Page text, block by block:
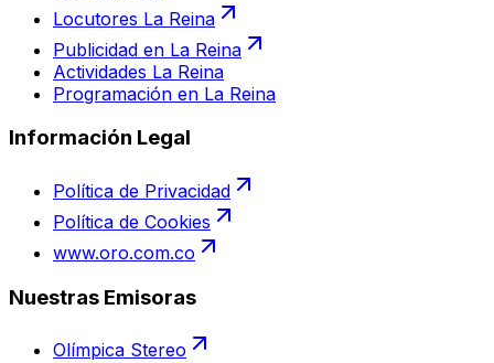
Locutores La Reina
Publicidad en La Reina
Actividades La Reina
Programación en La Reina
Información Legal
Política de Privacidad
Política de Cookies
www.oro.com.co
Nuestras Emisoras
Olímpica Stereo